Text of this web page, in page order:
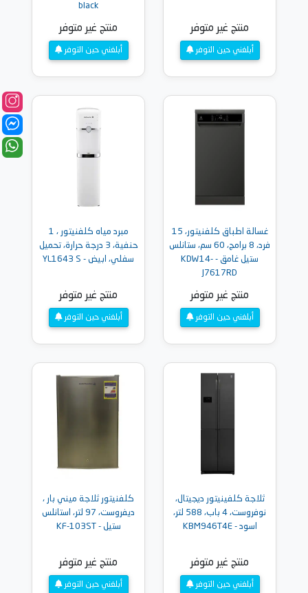
منتج غير متوفر
أبلغني حين التوفر
black
منتج غير متوفر
أبلغني حين التوفر
غسالة اطباق كلفنيتور، 15
فرد، 8 برامج، 60 سم، ستانلس
ستيل غامق - KDW14-
J7617RD
منتج غير متوفر
أبلغني حين التوفر
مبرد مياه كلفنيتور ، 1
حنفية، 3 درجة حرارة، تحميل
سفلي، ابيض - YL1643 S
منتج غير متوفر
أبلغني حين التوفر
ثلاجة كلفينيتور ديجيتال،
نوفروست، 4 باب، 588 لتر،
اسود - KBM946T4E
منتج غير متوفر
أبلغني حين التوفر
كلفنيتور ثلاجة ميني بار ،
ديفروست، 97 لتر، استانلس
ستيل - KF-103ST
منتج غير متوفر
أبلغني حين التوفر